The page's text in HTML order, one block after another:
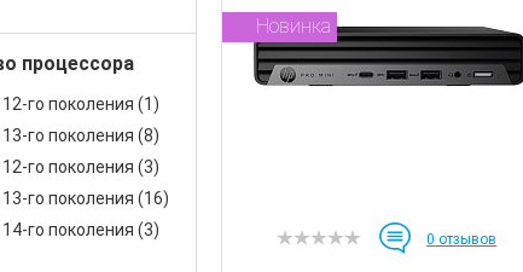
SFF (
процессора
го поколения (1)
го поколения (8)
го поколения (3)
го поколения (16)
го поколения (3)
го покоління (
Новинка
0 отзывов